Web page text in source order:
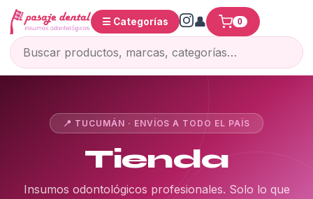
☰ Categorías 0
📍 TUCUMÁN · ENVÍOS A TODO EL PAÍS
Tienda
Insumos odontológicos profesionales. Solo lo que